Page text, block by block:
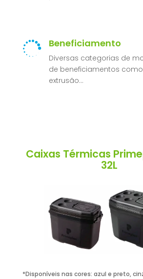
 Beneficiamento
Diversas categorias de
de beneficiamentos
extrusão…
Caixas Térmicas
32L
*Disponíveis nas cores: azul e preto,